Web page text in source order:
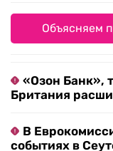
Объясняем
«Озон Банк»,
Британия
В
событиях в